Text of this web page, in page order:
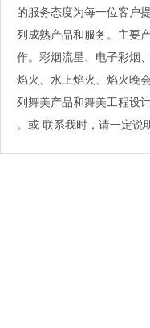
的服务态度为每一位客户
列成熟产品和服务。主要
作。彩烟流星、电子彩烟
焰火、水上焰火、焰火晚
列舞美产品和舞美工程设
。或 联系我时，请一定说